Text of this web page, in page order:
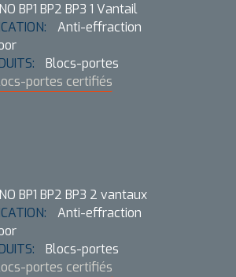
BP1 BP2 BP3 1 Vantail
Anti-effraction
Blocs-portes
portes certifiés
BP1 BP2 BP3 2 vantaux
Anti-effraction
Blocs-portes
portes certifiés